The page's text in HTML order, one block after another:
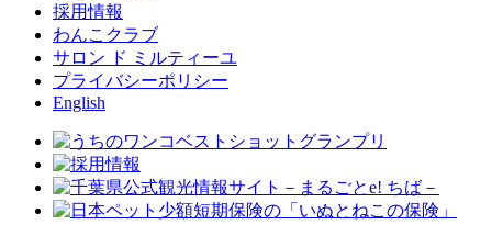
採用情報
わんこクラブ
サロン ド ミルティーユ
プライバシーポリシー
English